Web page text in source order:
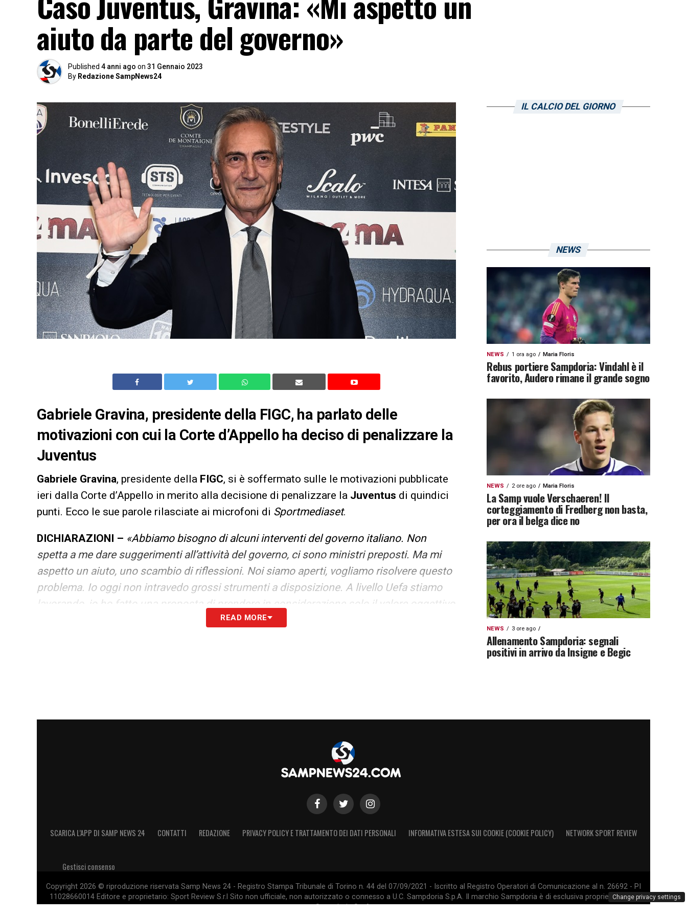
aiuto da parte del governo»
Published 4 anni ago on 31 Gennaio 2023
By Redazione SampNews24
Gabriele Gravina, presidente della FIGC, ha parlato delle
motivazioni con cui la Corte d’Appello ha deciso di penalizzare la
Juventus
Gabriele Gravina, presidente della FIGC, si è soffermato sulle le motivazioni pubblicate
ieri dalla Corte d’Appello in merito alla decisione di penalizzare la Juventus di quindici
punti. Ecco le sue parole rilasciate ai microfoni di Sportmediaset.
DICHIARAZIONI – «Abbiamo bisogno di alcuni interventi del governo italiano. Non
spetta a me dare suggerimenti all’attività del governo, ci sono ministri preposti. Ma mi
aspetto un aiuto, uno scambio di riflessioni. Noi siamo aperti, vogliamo risolvere questo
problema. Io oggi non intravedo grossi strumenti a disposizione. A livello Uefa stiamo
lavorando, io ho fatto una proposta di prendere in considerazione solo il valore oggettivo
presente in quel determinato momento storico nel bilancio delle società».
READ MORE
IL CALCIO DEL GIORNO
NEWS
NEWS 1 ora ago Maria Floris
Rebus portiere Sampdoria: Vindahl è il
favorito, Audero rimane il grande sogno
NEWS 2 ore ago Maria Floris
La Samp vuole Verschaeren! Il
corteggiamento di Fredberg non basta,
per ora il belga dice no
NEWS 3 ore ago
Allenamento Sampdoria: segnali
positivi in arrivo da Insigne e Begic
SCARICA L’APP DI SAMP NEWS 24 CONTATTI REDAZIONE PRIVACY POLICY E TRATTAMENTO DEI DATI PERSONALI INFORMATIVA ESTESA SUI COOKIE (COOKIE POLICY) NETWORK SPORT REVIEW
Gestisci consenso
Copyright 2026 © riproduzione riservata Samp News 24 - Registro Stampa Tribunale di Torino n. 44 del 07/09/2021 - Iscritto al Registro Operatori di Comunicazione al n. 26692 - PI
11028660014 Editore e proprietario: Sport Review S.r.l Sito non ufficiale, non autorizzato o connesso a U.C. Sampdoria S.p.A. Il marchio Sampdoria è di esclusiva proprietà di U.C.
Sampdoria S.p.A.
Change privacy settings